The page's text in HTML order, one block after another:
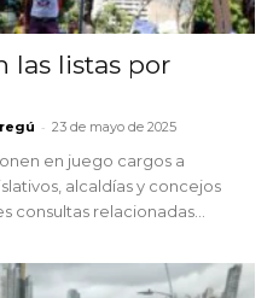
las listas por
- 23 de mayo de 2025
en juego cargos a
alcaldías y concejos
consultas relacionadas...